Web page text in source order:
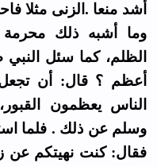
أشد منعا .الزنى مثلا
وما أشبه ذلك
الظلم، كما سئل
أعظم ؟ قال: أن
الناس يعظمون
وسلم عن ذلك . فلما
فقال: كنت نهيتكم عن